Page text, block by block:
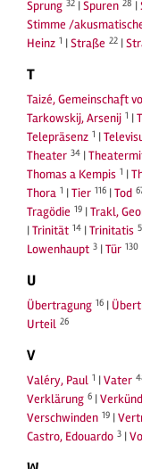
Sprung 32 |Spuren 28 |
Stimme /
Heinz 1 |Straße 22 |
T
Taizé, Gemeinschaft
Tarkowskij, Arsenij 1 |
Telepräsenz 1 |
Theater 34 |
Thomas a Kempis 1 |
Thora 1 |Tier 116 |Tod
Tragödie 19 |Trakl,
|Trinität 14 |Trinitatis 5
Lowenhaupt 3 |Tür 130
U
Übertragung 16 |
Urteil 26
V
Valéry, Paul 1 |Vater
Verklärung 6 |
Verschwinden 19 |
Castro, Edouardo 3 |